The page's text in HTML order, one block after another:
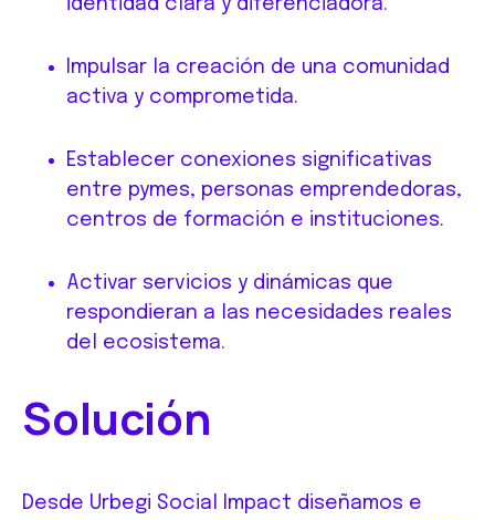
identidad clara y diferenciadora.
Impulsar la creación de una comunidad
activa y comprometida.
Establecer conexiones significativas
entre pymes, personas emprendedoras,
centros de formación e instituciones.
Activar servicios y dinámicas que
respondieran a las necesidades reales
del ecosistema.
Solución
Desde Urbegi Social Impact diseñamos e